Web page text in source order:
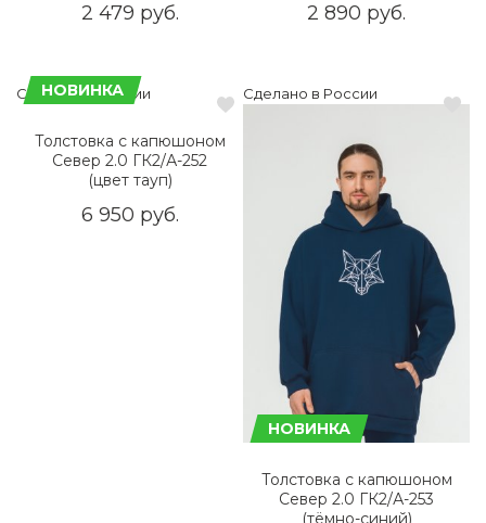
2 479 руб. 2 890 руб.
Сделано в России
НОВИНКА
Толстовка с капюшоном
Север 2.0 ГК2/А-252
(цвет тауп)
6 950 руб.
Сделано в России
НОВИНКА
Толстовка с капюшоном
Север 2.0 ГК2/А-253